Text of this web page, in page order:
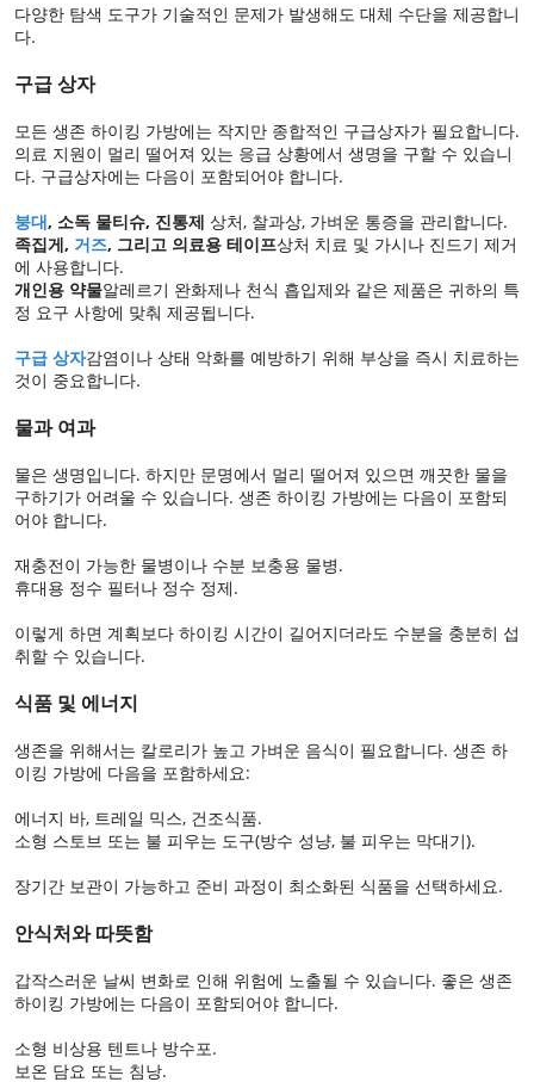
다양한 탐색 도구가 기술적인 문제가 발생해도 대체 수단을 제공합니
다.
구급 상자
모든 생존 하이킹 가방에는 작지만 종합적인 구급상자가 필요합니다.
의료 지원이 멀리 떨어져 있는 응급 상황에서 생명을 구할 수 있습니
다. 구급상자에는 다음이 포함되어야 합니다.
붕대, 소독 물티슈, 진통제 상처, 찰과상, 가벼운 통증을 관리합니다.
족집게, 거즈, 그리고 의료용 테이프상처 치료 및 가시나 진드기 제거
에 사용합니다.
개인용 약물알레르기 완화제나 천식 흡입제와 같은 제품은 귀하의 특
정 요구 사항에 맞춰 제공됩니다.
구급 상자감염이나 상태 악화를 예방하기 위해 부상을 즉시 치료하는
것이 중요합니다.
물과 여과
물은 생명입니다. 하지만 문명에서 멀리 떨어져 있으면 깨끗한 물을
구하기가 어려울 수 있습니다. 생존 하이킹 가방에는 다음이 포함되
어야 합니다.
재충전이 가능한 물병이나 수분 보충용 물병.
휴대용 정수 필터나 정수 정제.
이렇게 하면 계획보다 하이킹 시간이 길어지더라도 수분을 충분히 섭
취할 수 있습니다.
식품 및 에너지
생존을 위해서는 칼로리가 높고 가벼운 음식이 필요합니다. 생존 하
이킹 가방에 다음을 포함하세요:
에너지 바, 트레일 믹스, 건조식품.
소형 스토브 또는 불 피우는 도구(방수 성냥, 불 피우는 막대기).
장기간 보관이 가능하고 준비 과정이 최소화된 식품을 선택하세요.
안식처와 따뜻함
갑작스러운 날씨 변화로 인해 위험에 노출될 수 있습니다. 좋은 생존
하이킹 가방에는 다음이 포함되어야 합니다.
소형 비상용 텐트나 방수포.
보온 담요 또는 침낭.